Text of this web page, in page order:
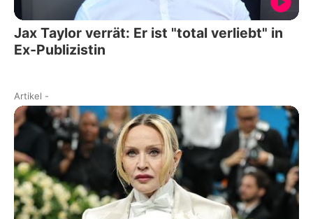
Jax Taylor verrät: Er ist "total verliebt" in
Ex-Publizistin
Artikel -